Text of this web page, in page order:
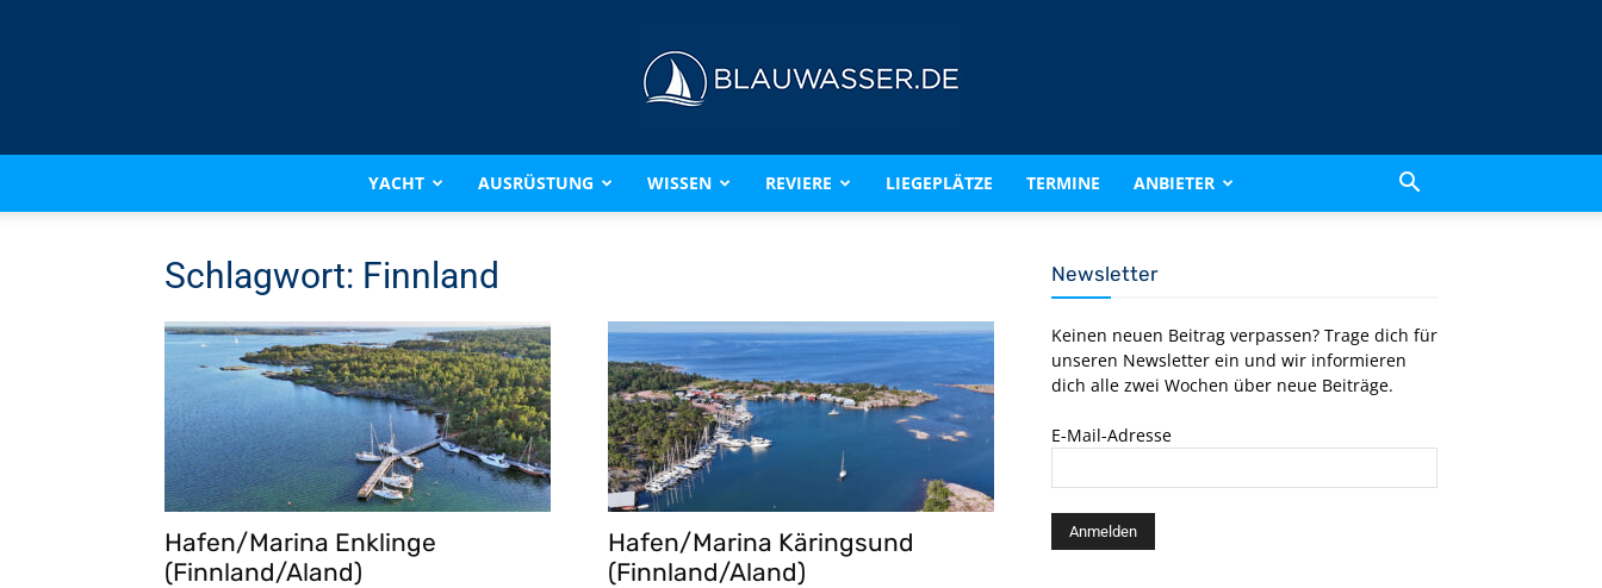
BLAUWASSER.DE
YACHT AUSRÜSTUNG WISSEN REVIERE LIEGEPLÄTZE TERMINE ANBIETER
Schlagwort: Finnland
Hafen/Marina Enklinge
(Finnland/Aland)
Hafen/Marina Käringsund
(Finnland/Aland)
Newsletter
Keinen neuen Beitrag verpassen? Trage dich für
unseren Newsletter ein und wir informieren
dich alle zwei Wochen über neue Beiträge.
E-Mail-Adresse